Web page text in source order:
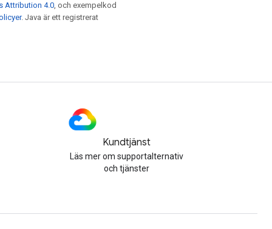
Attribution 4.0, och exempelkod
. Java är ett registrerat
Kundtjänst
Läs mer om supportalternativ
och tjänster